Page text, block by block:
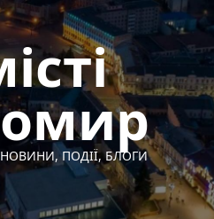
ПОДІЇ, БЛОГИ